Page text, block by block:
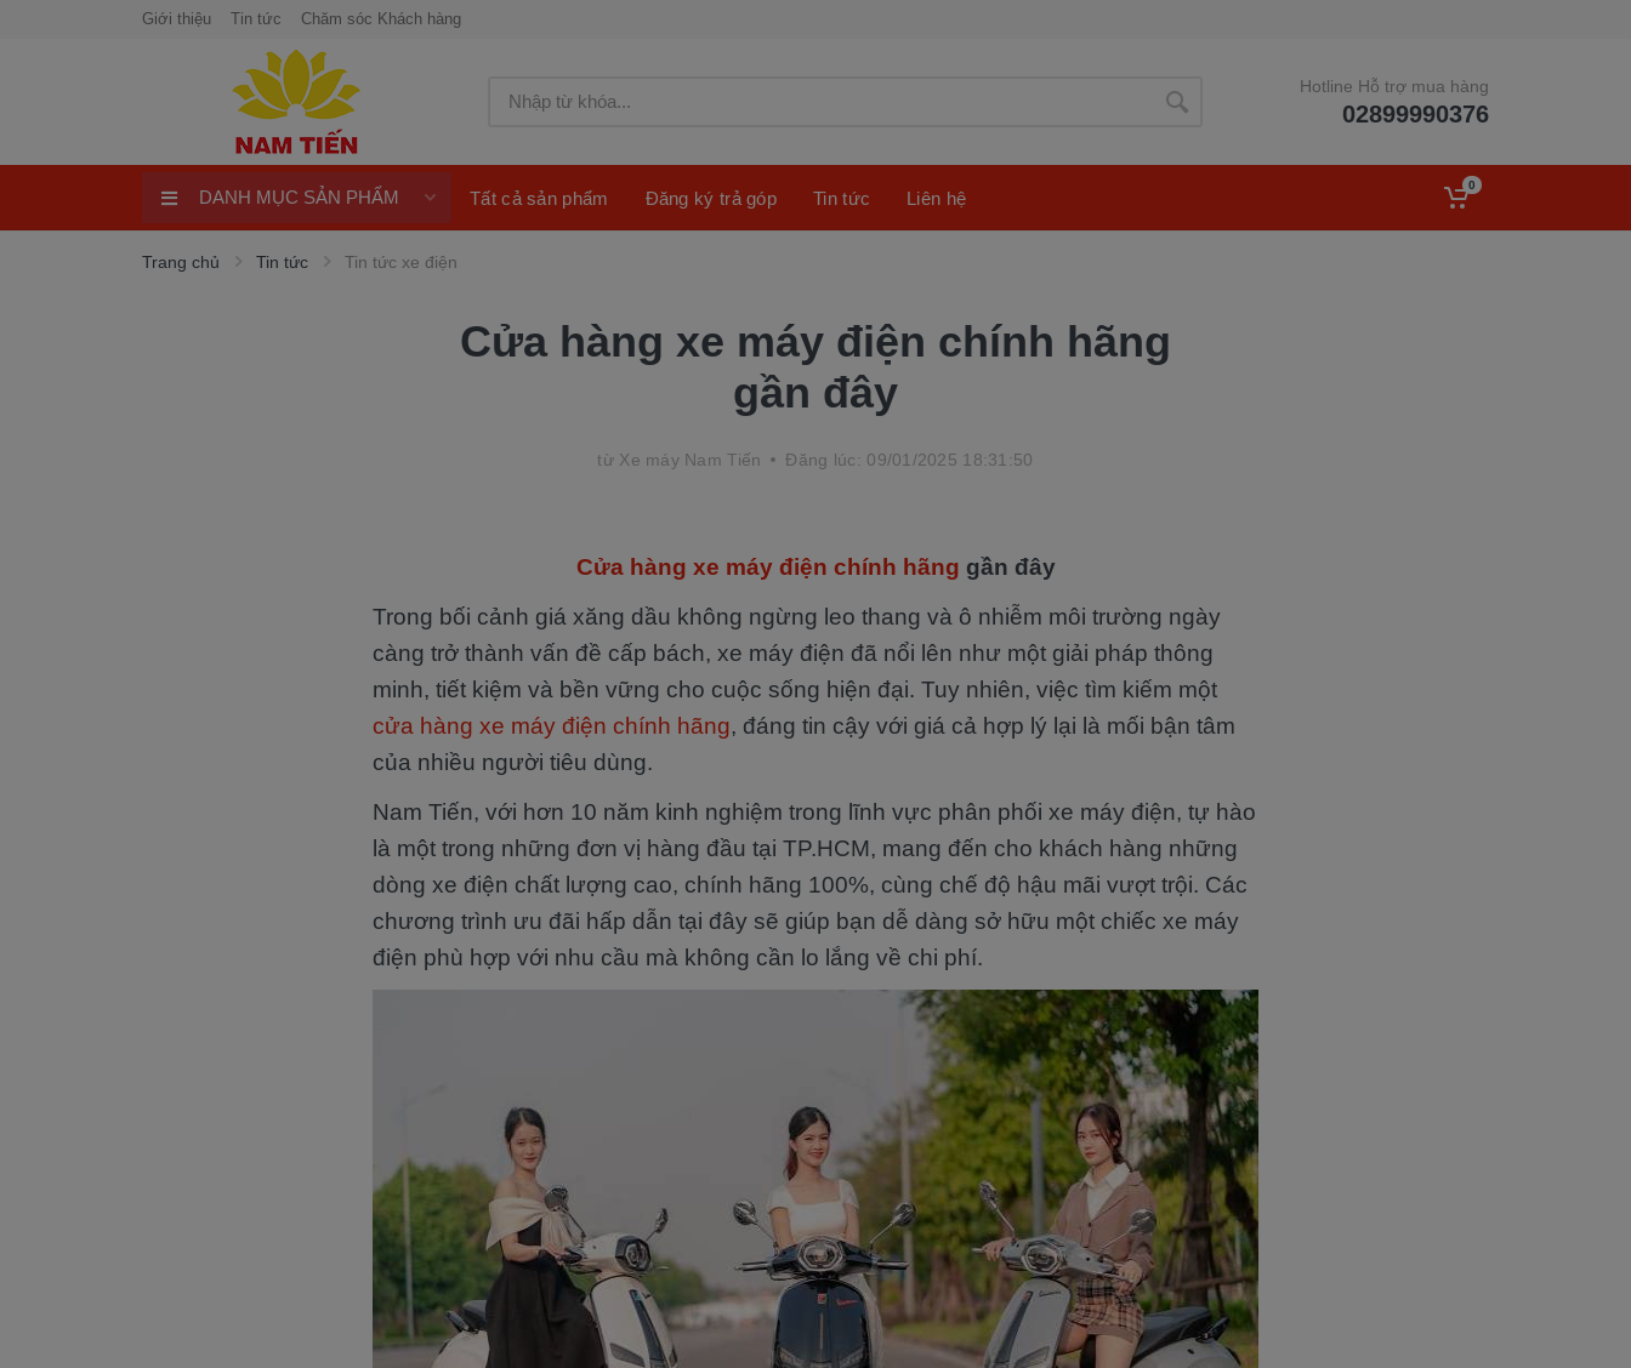
Giới thiệu Tin tức Chăm sóc Khách hàng
Hotline Hỗ trợ mua hàng
02899990376
Xe máy 50cc
DANH MỤC SẢN PHẨM Tất cả sản phẩm Đăng ký trả góp Tin tức Liên hệ
0
Trang chủ Tin tức Tin tức xe điện
Cửa hàng xe máy điện chính hãng
gần đây
từ Xe máy Nam Tiến Đăng lúc: 09/01/2025 18:31:50
Cửa hàng xe máy điện chính hãng gần đây
Trong bối cảnh giá xăng dầu không ngừng leo thang và ô nhiễm môi trường ngày
càng trở thành vấn đề cấp bách, xe máy điện đã nổi lên như một giải pháp thông
minh, tiết kiệm và bền vững cho cuộc sống hiện đại. Tuy nhiên, việc tìm kiếm một
cửa hàng xe máy điện chính hãng, đáng tin cậy với giá cả hợp lý lại là mối bận tâm
của nhiều người tiêu dùng.
Nam Tiến, với hơn 10 năm kinh nghiệm trong lĩnh vực phân phối xe máy điện, tự hào
là một trong những đơn vị hàng đầu tại TP.HCM, mang đến cho khách hàng những
dòng xe điện chất lượng cao, chính hãng 100%, cùng chế độ hậu mãi vượt trội. Các
chương trình ưu đãi hấp dẫn tại đây sẽ giúp bạn dễ dàng sở hữu một chiếc xe máy
điện phù hợp với nhu cầu mà không cần lo lắng về chi phí.